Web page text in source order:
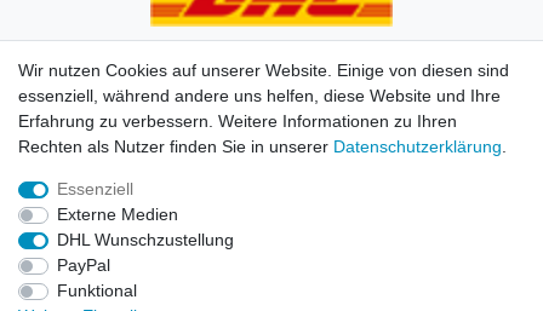
Impressum Daten­schutz­erklärung AGB Kontakt
© Copyright 2026 | Alle Rechte vorbehalten. HL-
Handelsgesellschaft mbH.
Alle Markennamen, Warenzeichen sowie sämtliche
Produktbilder und Beschreibungen sind Eigentum Ihrer
Wir nutzen Cookies auf unserer Website. Einige von diesen sind
essenziell, während andere uns helfen, diese Website und Ihre
Erfahrung zu verbessern. Weitere Informationen zu Ihren
Rechten als Nutzer finden Sie in unserer Daten­schutz­erklärung
Essenziell
Externe Medien
DHL Wunschzustellung
PayPal
Funktional